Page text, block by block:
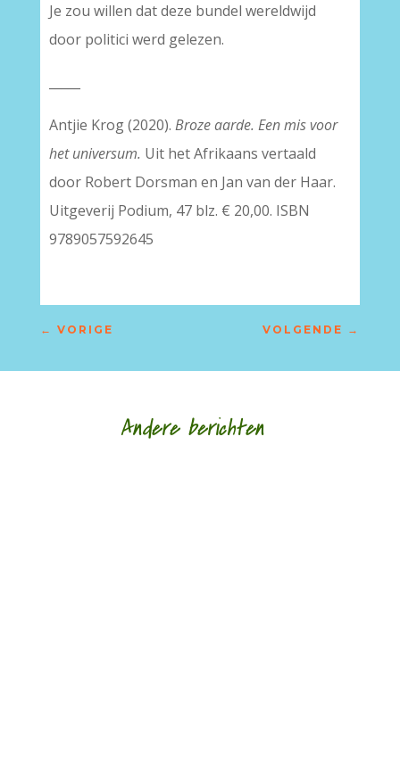
Je zou willen dat deze bundel wereldwijd
door politici werd gelezen.
Antjie Krog (2020). Broze aarde. Een mis voor
het universum. Uit het Afrikaans vertaald
door Robert Dorsman en Jan van der Haar.
Uitgeverij Podium, 47 blz. € 20,00. ISBN
9789057592645
← VORIGE VOLGENDE →
Andere berichten